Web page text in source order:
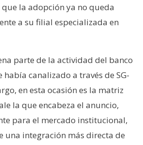
la adopción ya no queda
a su filial especializada en
parte de la actividad del banco
había canalizado a través de SG-
en esta ocasión es la matriz
la que encabeza el anuncio,
para el mercado institucional,
una integración más directa de